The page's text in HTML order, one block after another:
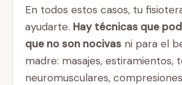
En todos estos casos, tu
ayudarte. Hay técnicas que
que no son nocivas ni para el
madre: masajes, estiramientos,
neuromusculares,